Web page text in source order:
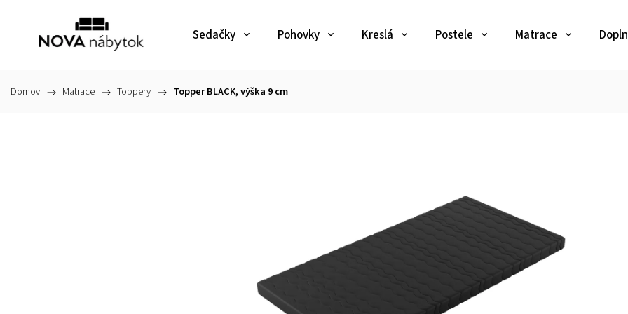
Sedačky Pohovky Kreslá Postele Matrace
Domov / Matrace / Toppery / Topper BLACK, výška 9 cm